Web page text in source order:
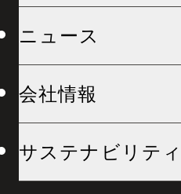
ニュース
会社情報
サステナビリティ